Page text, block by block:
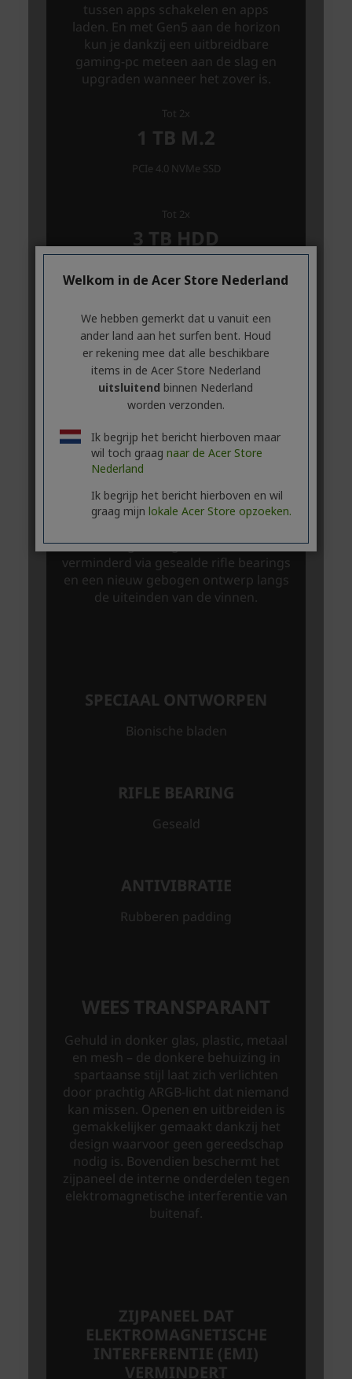
Welkom in de Acer Store Nederland
We hebben gemerkt dat u vanuit een
ander land aan het surfen bent. Houd
er rekening mee dat alle beschikbare
items in de Acer Store Nederland
uitsluitend binnen Nederland
worden verzonden.
Ik begrijp het bericht hierboven maar
wil toch graag naar de Acer Store
Nederland
Ik begrijp het bericht hierboven en wil
graag mijn lokale Acer Store opzoeken.